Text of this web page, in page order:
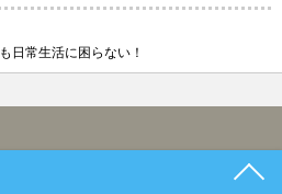
日常生活に困らない！